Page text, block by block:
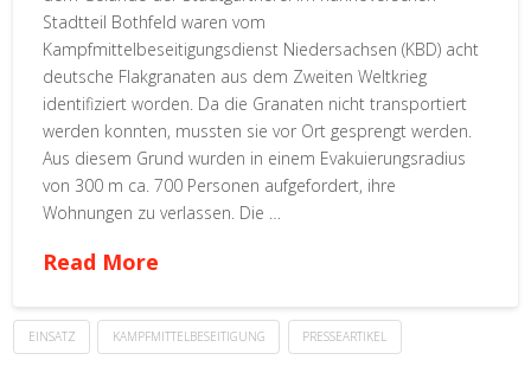
Stadtteil Bothfeld waren vom
Kampfmittelbeseitigungsdienst Niedersachsen (KBD) acht
deutsche Flakgranaten aus dem Zweiten Weltkrieg
identifiziert worden. Da die Granaten nicht transportiert
werden konnten, mussten sie vor Ort gesprengt werden.
Aus diesem Grund wurden in einem Evakuierungsradius
von 300 m ca. 700 Personen aufgefordert, ihre
Wohnungen zu verlassen. Die …
Read More
EINSATZ KAMPFMITTELBESEITIGUNG PRESSEARTIKEL